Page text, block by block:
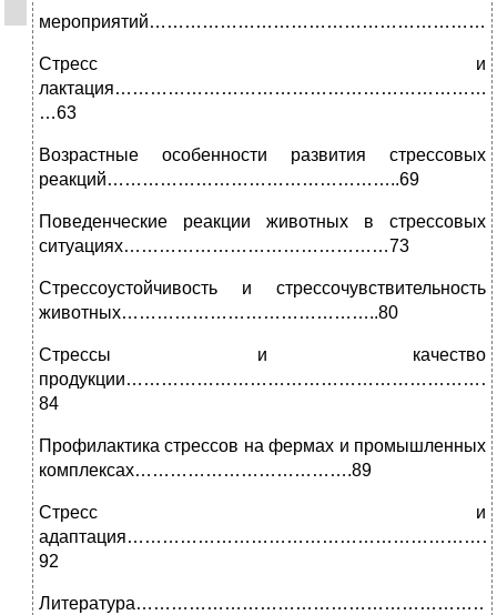
Стресс и
…63
Возрастные особенности развития стрессовых
реакций…………………………………………..69
Поведенческие реакции животных в стрессовых
ситуациях………………………………………73
Стрессоустойчивость и стрессочувствительность
животных……………………………………..80
Стрессы и качество
84
Профилактика стрессов на фермах и промышленных
комплексах……………………………….89
Стресс и
92